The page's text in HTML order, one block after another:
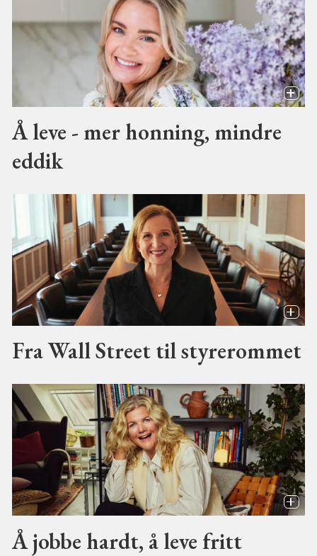
Å leve - mer honning, mindre
eddik
Fra Wall Street til styrerommet
Å jobbe hardt, å leve fritt